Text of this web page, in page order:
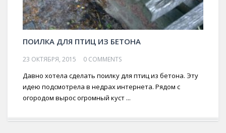
ПОИЛКА ДЛЯ ПТИЦ ИЗ БЕТОНА
23 ОКТЯБРЯ, 2015 0 COMMENTS
Давно хотела сделать поилку для птиц из бетона. Эту
идею подсмотрела в недрах интернета. Рядом с
огородом вырос огромный куст ...